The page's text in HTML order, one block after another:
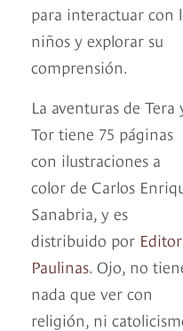
para interactuar con
niños y explorar su
comprensión.
La aventuras de Tera
Tor tiene 75 páginas
con ilustraciones a
color de Carlos
Sanabria, y es
distribuido por
Paulinas . Ojo, no
nada que ver con
religión, ni